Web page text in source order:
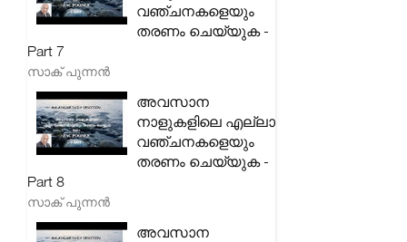
വഞ്ചനകളെയും
തരണം ചെയ്യുക -
Part 7
സാക് പുന്നൻ
അവസാന
നാളുകളിലെ എല്ലാ
വഞ്ചനകളെയും
തരണം ചെയ്യുക -
Part 8
സാക് പുന്നൻ
അവസാന